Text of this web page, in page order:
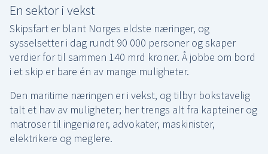
En sektor i vekst
Skipsfart er blant Norges eldste næringer, og
sysselsetter i dag rundt 90 000 personer og skaper
verdier for til sammen 140 mrd kroner. Å jobbe om bord
i et skip er bare én av mange muligheter.
Den maritime næringen er i vekst, og tilbyr bokstavelig
talt et hav av muligheter; her trengs alt fra kapteiner og
matroser til ingeniører, advokater, maskinister,
elektrikere og meglere.